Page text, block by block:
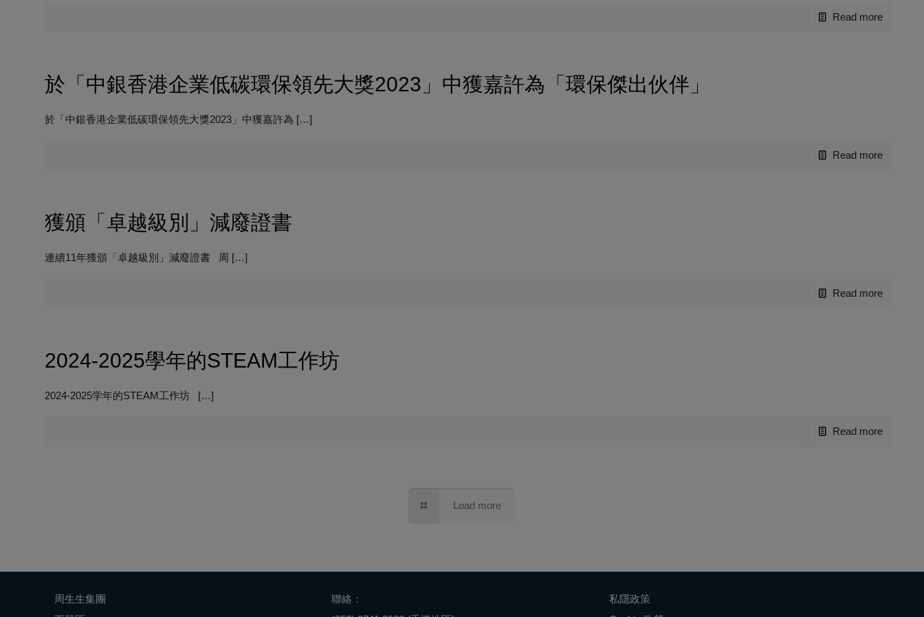
Read more
於「中銀香港企業低碳環保領先大獎2023」中獲嘉許為「環保傑出伙伴」
於「中銀香港企業低碳環保領先大獎2023」中獲嘉許為 […]
Read more
獲頒「卓越級別」減廢證書
連續11年獲頒「卓越級別」減廢證書 周 […]
Read more
2024-2025學年的STEAM工作坊
2024-2025学年的STEAM工作坊 […]
Read more
Load more
周生生集團
聯絡：
私隱政策